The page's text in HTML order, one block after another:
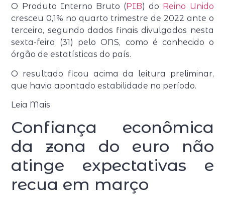
O Produto Interno Bruto (PIB) do Reino Unido
cresceu 0,1% no quarto trimestre de 2022 ante o
terceiro, segundo dados finais divulgados nesta
sexta-feira (31) pelo ONS, como é conhecido o
órgão de estatísticas do país.
O resultado ficou acima da leitura preliminar,
que havia apontado estabilidade no período.
Leia Mais
Confiança econômica
da zona do euro não
atinge expectativas e
recua em março